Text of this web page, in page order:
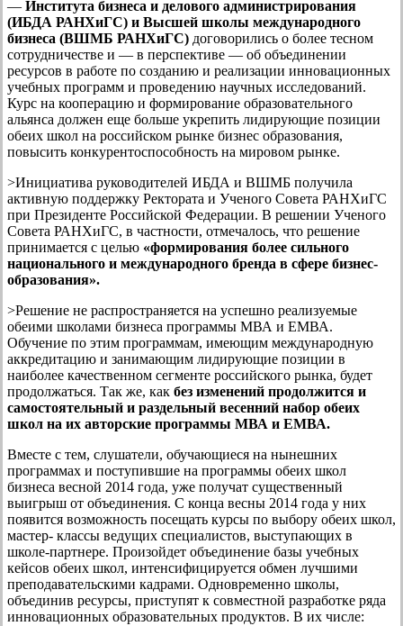
— Института бизнеса и делового администрирования
(ИБДА РАНХиГС) и Высшей школы международного
бизнеса (ВШМБ РАНХиГС) договорились о более тесном
сотрудничестве и — в перспективе — об объединении
ресурсов в работе по созданию и реализации инновационных
учебных программ и проведению научных исследований.
Курс на кооперацию и формирование образовательного
альянса должен еще больше укрепить лидирующие позиции
обеих школ на российском рынке бизнес образования,
повысить конкурентоспособность на мировом рынке.
>Инициатива руководителей ИБДА и ВШМБ получила
активную поддержку Ректората и Ученого Совета РАНХиГС
при Президенте Российской Федерации. В решении Ученого
Совета РАНХиГС, в частности, отмечалось, что решение
принимается с целью «формирования более сильного
национального и международного бренда в сфере бизнес-
образования».
>Решение не распространяется на успешно реализуемые
обеими школами бизнеса программы МВА и ЕМВА.
Обучение по этим программам, имеющим международную
аккредитацию и занимающим лидирующие позиции в
наиболее качественном сегменте российского рынка, будет
продолжаться. Так же, как без изменений продолжится и
самостоятельный и раздельный весенний набор обеих
школ на их авторские программы МВА и ЕМВА.
Вместе с тем, слушатели, обучающиеся на нынешних
программах и поступившие на программы обеих школ
бизнеса весной 2014 года, уже получат существенный
выигрыш от объединения. С конца весны 2014 года у них
появится возможность посещать курсы по выбору обеих школ,
мастер- классы ведущих специалистов, выступающих в
школе-партнере. Произойдет объединение базы учебных
кейсов обеих школ, интенсифицируется обмен лучшими
преподавательскими кадрами. Одновременно школы,
объединив ресурсы, приступят к совместной разработке ряда
инновационных образовательных продуктов. В их числе: